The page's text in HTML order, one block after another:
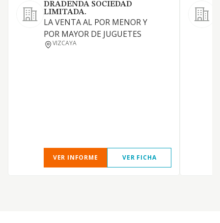
DRADENDA SOCIEDAD
LIMITADA.
LA VENTA AL POR MENOR Y
POR MAYOR DE JUGUETES
VIZCAYA
VER INFORME VER FICHA